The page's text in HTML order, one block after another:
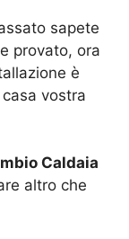
sapete
provato, ora
è
vostra
Caldaia
altro che